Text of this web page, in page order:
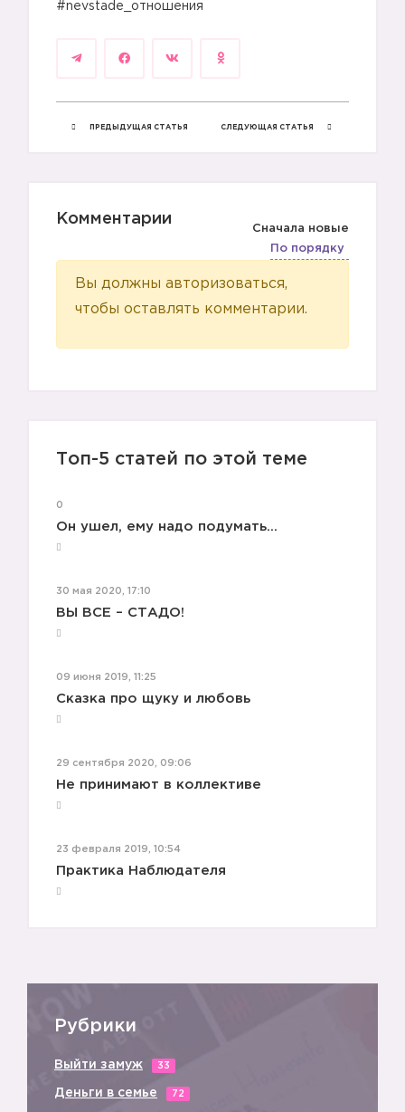
✔️
#nevstade_отношения
ПРЕДЫДУЩАЯ СТАТЬЯ СЛЕДУЮЩАЯ СТАТЬЯ
Комментарии
Сначала новые
По порядку
Вы должны авторизоваться,
чтобы оставлять комментарии.
Топ-5 статей по этой теме
0
Он ушел, ему надо подумать...
30 мая 2020, 17:10
ВЫ ВСЕ – СТАДО!
09 июня 2019, 11:25
Сказка про щуку и любовь
29 сентября 2020, 09:06
Не принимают в коллективе
23 февраля 2019, 10:54
Практика Наблюдателя
Рубрики
Выйти замуж 33
Деньги в семье 72